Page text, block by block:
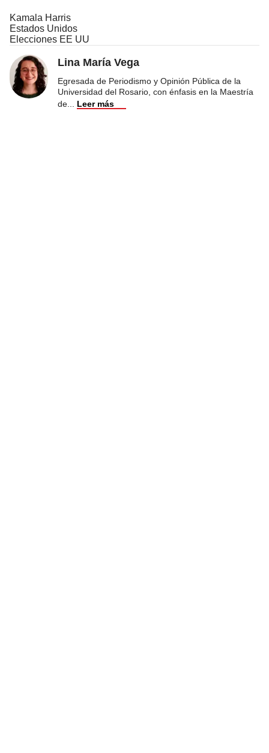
Kamala Harris
Estados Unidos
Elecciones EE UU
Lina María Vega
Egresada de Periodismo y Opinión Pública de la
Universidad del Rosario, con énfasis en la Maestría
de
Leer más